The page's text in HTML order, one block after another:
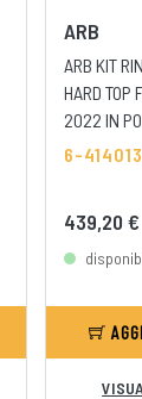
ARB
ARB KIT
HARD TOP
2022 IN
6-
439,20 €